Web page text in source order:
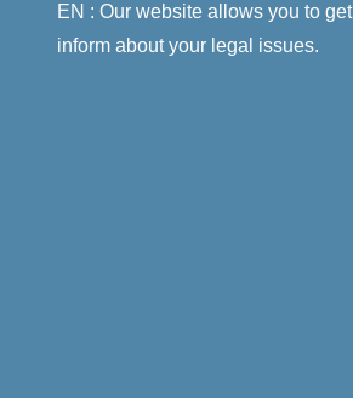
EN : Our website allows you to get
inform about your legal issues.